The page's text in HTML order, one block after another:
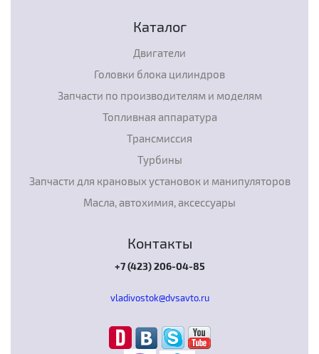
Каталог
Двигатели
Головки блока цилиндров
Запчасти по производителям и моделям
Топливная аппаратура
Трансмиссия
Турбины
Запчасти для крановых установок и манипуляторов
Масла, автохимия, аксессуары
Контакты
+7 (423) 206-04-85
vladivostok@dvsavto.ru